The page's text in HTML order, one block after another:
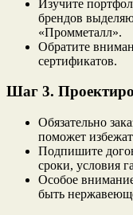
Изучите
брендов
«Промметалл».
Обратите
сертификатов.
Шаг 3.
Обязательно
поможет
Подпишите
сроки, условия
Особое
быть